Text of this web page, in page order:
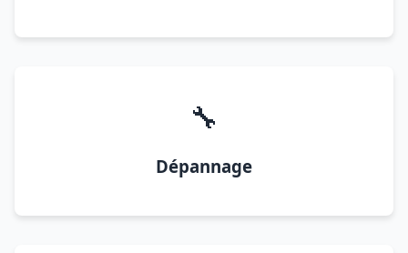
🔧
Dépannage